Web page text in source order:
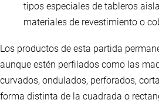
tipos especiales de tableros
materiales de revestimiento o
Los productos de esta partida
aunque estén perfilados como las
curvados, ondulados, perforados,
forma distinta de la cuadrada o